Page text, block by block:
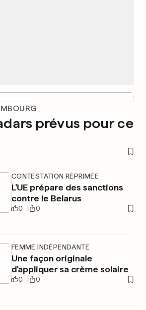
prévus pour ce
CONTESTATION RÉPRIMÉE
L'UE prépare des sanctions
contre le Belarus
0 0
FEMME INDÉPENDANTE
Une façon originale
d'appliquer sa crème solaire
0 0